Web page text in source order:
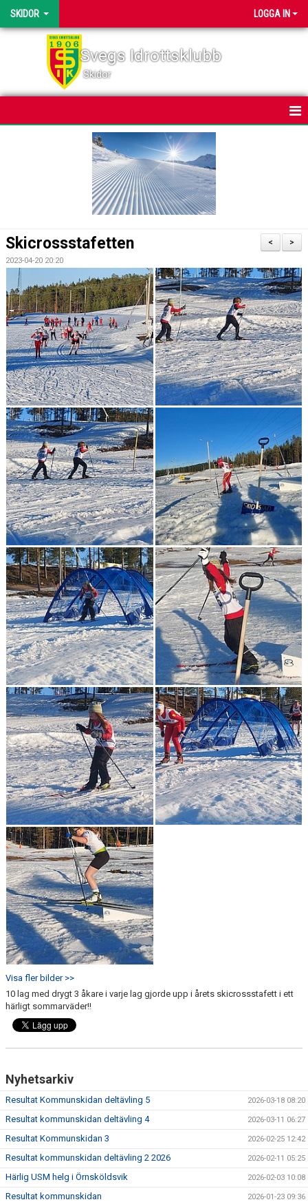
SKIDOR LOGGA IN
Svegs Idrottsklubb
Skidor
DOKUMENT
SVEGSSKIDAN
KONTAKT
TÄVLINGAR
KOMMUNSKIDAN
>
<
Skicrossstafetten
2023-04-20 20:20
Visa fler bilder >>
10 lag med drygt 3 åkare i varje lag gjorde upp i årets skicrossstafett i ett
härligt sommarväder!!
Nyhetsarkiv
Resultat Kommunskidan deltävling 5 2026-03-18 08:20
Resultat kommunskidan deltävling 4 2026-03-11 06:27
Resultat Kommunskidan 3 2026-02-25 12:42
Resultat kommunskidan deltävling 2 2026 2026-02-11 05:25
Härlig USM helg i Örnsköldsvik 2026-02-03 10:08
Resultat kommunskidan 2026-01-23 09:36